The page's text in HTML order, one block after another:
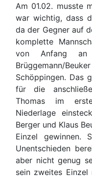
Am 01.02. musste
war wichtig, dass
da der Gegner auf
komplette
von Anfang an
Brüggemann/
Schöppingen. Das
für die
Thomas im
Niederlage
Berger und Klaus
Einzel gewinnen.
Unentschieden
aber nicht genug
sein zweites Einzel